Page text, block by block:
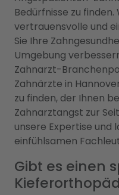
Bedürfnisse zu
vertrauensvolle und
Sie Ihre
Umgebung
Zahnarzt-
Zahnärzte in
zu finden, der Ihnen
Zahnarztangst zur
unsere Expertise und
einfühlsamen
Gibt es einen